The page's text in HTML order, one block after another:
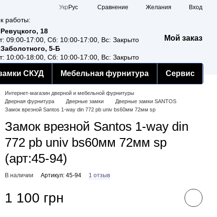
Укр Рус Сравнение Желания Вход
работы:
18
09:00-17:00, Сб: 10:00-17:00, Вс: Закрыто
5-Б
10:00-18:00, Сб: 10:00-17:00, Вс: Закрыто
Мой заказ
СКУД Мебельная фурнитура Сервис
Интернет-магазин дверной и мебельной фурнитуры
Дверная фурнитура
Дверные замки
Дверные замки SANTOS
Замок врезной Santos 1-way din 772 pb univ bs60мм 72мм sp
Замок врезной Santos 1-way din
772 pb univ bs60мм 72мм sp
(арт:45-94)
В наличии Артикул: 45-94 1 отзыв
1 100 грн